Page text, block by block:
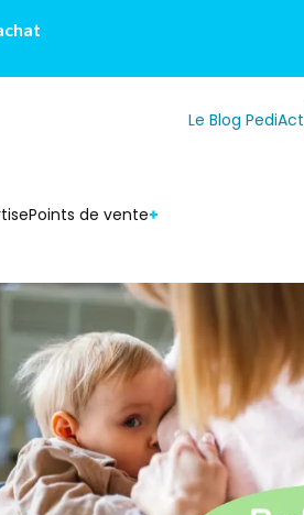
Le Blog PediAct
Points de vente